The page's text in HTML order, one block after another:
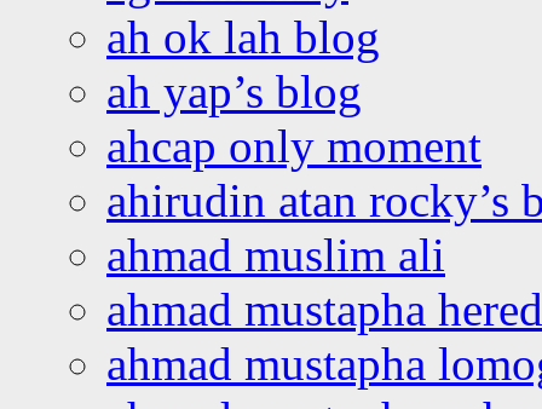
ah ok lah blog
ah yap’s blog
ahcap only moment
ahirudin atan rocky’s
ahmad muslim ali
ahmad mustapha
ahmad mustapha